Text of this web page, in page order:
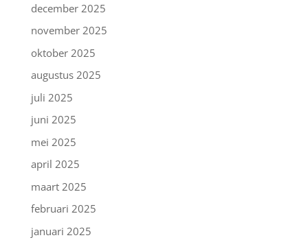
december 2025
november 2025
oktober 2025
augustus 2025
juli 2025
juni 2025
mei 2025
april 2025
maart 2025
februari 2025
januari 2025